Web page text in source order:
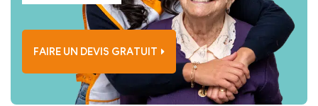
FAIRE UN DEVIS GRATUIT